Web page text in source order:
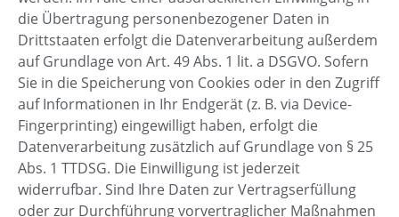
die Übertragung personenbezogener Daten in
Drittstaaten erfolgt die Datenverarbeitung außerdem
auf Grundlage von Art. 49 Abs. 1 lit. a DSGVO. Sofern
Sie in die Speicherung von Cookies oder in den Zugriff
auf Informationen in Ihr Endgerät (z. B. via Device-
Fingerprinting) eingewilligt haben, erfolgt die
Datenverarbeitung zusätzlich auf Grundlage von § 25
Abs. 1 TTDSG. Die Einwilligung ist jederzeit
widerrufbar. Sind Ihre Daten zur Vertragserfüllung
oder zur Durchführung vorvertraglicher Maßnahmen